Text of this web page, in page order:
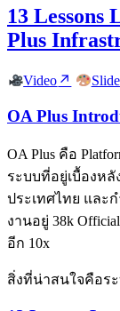
13
Plus
Video Slide
OA Plus
OA Plus คือ
ระบบที่อยู่เบื้องห
ประเทศไทย และ
งานอยู่ 38k
อีก 10x
สิ่งที่น่าสนใจคือระ